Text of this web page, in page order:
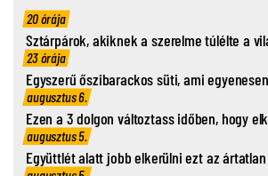
20 órája
Sztárpárok, akiknek a szerelme túlélte a
23 órája
Egyszerű őszibarackos süti, ami
augusztus 6.
Ezen a 3 dolgon változtass időben, hogy
augusztus 5.
Együttlét alatt jobb elkerülni ezt az